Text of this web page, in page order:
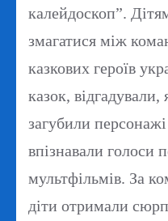
калейдоскоп”.
змагатися між
казкових героїв
казок, відгадували,
загубили
впізнавали голоси
мультфільмів. За
діти отримали